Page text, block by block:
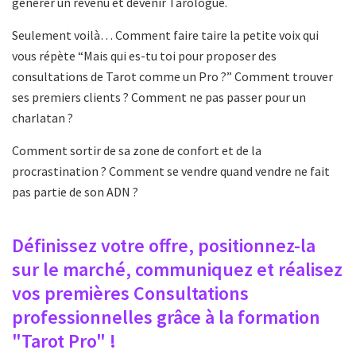
Seulement voilà… Comment faire taire la petite voix qui
vous répète “Mais qui es-tu toi pour proposer des
consultations de Tarot comme un Pro ?” Comment trouver
ses premiers clients ? Comment ne pas passer pour un
charlatan ?
Comment sortir de sa zone de confort et de la
procrastination ? Comment se vendre quand vendre ne fait
pas partie de son ADN ?
Définissez votre offre, positionnez-la
sur le marché, communiquez et réalisez
vos premières Consultations
professionnelles grâce à la formation
"Tarot Pro" !